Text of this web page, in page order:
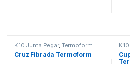
K10 Junta Pegar, Termoform
Cruz Fibrada Termoform